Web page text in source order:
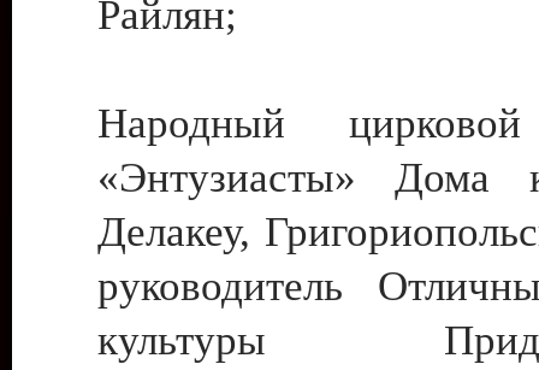
Райлян;
Народный цирковой
«Энтузиасты» Дома
Делакеу,
руководитель
культуры